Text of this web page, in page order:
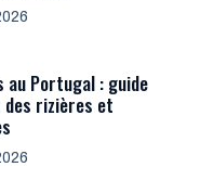
au Portugal : guide
des rizières et